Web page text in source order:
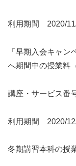
利用期間 2020/
「早期入会キャ
へ期間中の授業料
講座・サービス番
利用期間 2020/
冬期講習本科の授